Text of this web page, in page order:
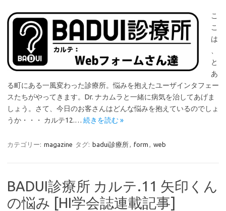
こ
こ
は
と
あ
る町にある一風変わった診療所。悩みを抱えたユーザインタフェー
スたちがやってきます。Dr. ナカムラと一緒に病気を治してあげま
しょう。さて、今日のお客さんはどんな悩みを抱えているのでしょ
うか・・・ カルテ12.… 続きを読む »
カテゴリー: magazine タグ: badui診療所, form , web
BADUI診療所 カルテ.11 矢印くん
の悩み [HI学会誌連載記事]